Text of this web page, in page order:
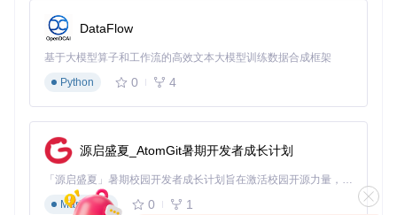
DataFlow
基于大模型算子和工作流的高效文本大模型训练数据合成框架
Python
0 4
源启盛夏_AtomGit暑期开发者成长计划
「源启盛夏」暑期校园开发者成长计划旨在激活校园开源力量，通过积分激励、认证扶持、资源倾斜等形式，引导高校组织和开发者完成「入驻 — 建项目 — 做贡献 — 获认证 — 得资源」的完整闭环。无论你是想带领社团入驻平台的组织者，还是希望用代码贡献证明自己的开发者，都能在这里找到属于你的成长路径。
Markdown
0 1